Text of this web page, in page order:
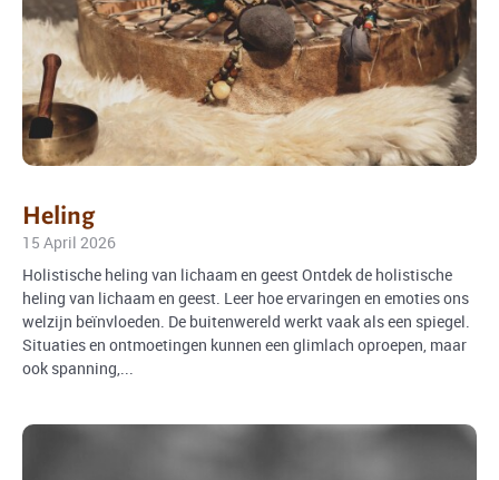
Heling
15 April 2026
Holistische heling van lichaam en geest Ontdek de holistische
heling van lichaam en geest. Leer hoe ervaringen en emoties ons
welzijn beïnvloeden. De buitenwereld werkt vaak als een spiegel.
Situaties en ontmoetingen kunnen een glimlach oproepen, maar
ook spanning,...